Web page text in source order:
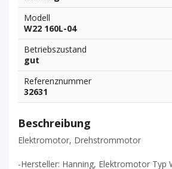
Modell
W22 160L-04
Betriebszustand
gut
Referenznummer
32631
Beschreibung
Elektromotor, Drehstrommotor
-Hersteller: Hanning, Elektromotor Typ